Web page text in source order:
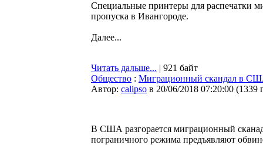
Специальные принтеры для распечатки
пропуска в Ивангороде.
Далее...
Читать дальше... | 921 байт
Общество : Миграционный скандал в
Автор: calipso в 20/06/2018 07:20:00 (1339
В США разгорается миграционный
пограничного режима предъявляют